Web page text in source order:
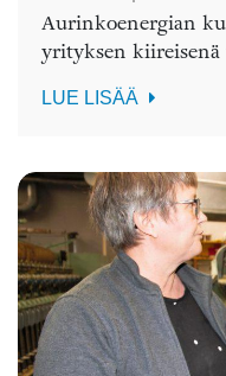
Aurinkoenergian
yrityksen kiireisenä
LUE LISÄÄ